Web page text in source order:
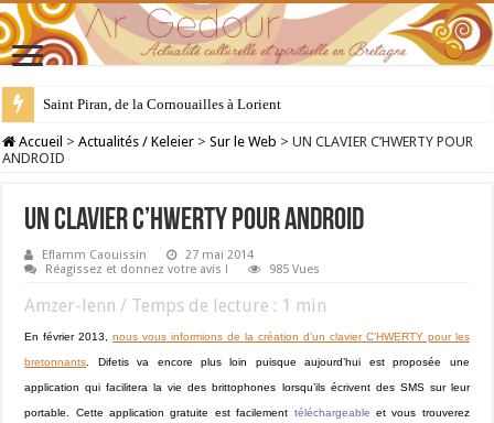
Saint Piran, de la Cornouailles à Lorient
28 juillet : Saint Samson de Dol, père de la Bretagne chrétienne
Accueil > Actualités / Keleier > Sur le Web > UN CLAVIER C’HWERTY POUR
ANDROID
UN CLAVIER C’HWERTY POUR ANDROID
Eflamm Caouissin
27 mai 2014
Réagissez et donnez votre avis !
985 Vues
Amzer-lenn / Temps de lecture : 1 min
En février 2013,nous vous informions de la création d’un clavier C’HWERTY pour les
bretonnants . Difetis va encore plus loin puisque aujourd’hui est proposée une
application qui facilitera la vie des brittophones lorsqu’ils écrivent des SMS sur leur
portable. Cette application gratuite est facilement téléchargeable et vous trouverez